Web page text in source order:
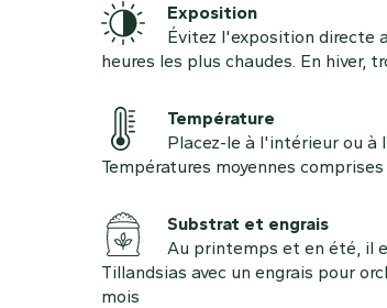
Exposition
Évitez l'exposition directe
heures les plus chaudes. En hiver,
Température
Placez-le à l'intérieur ou à
Températures moyennes comprises
Substrat et engrais
Au printemps et en été, il
Tillandsias avec un engrais pour
mois